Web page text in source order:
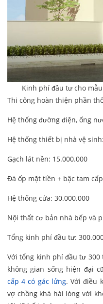
Kinh phí đầu tư cho
Thi công hoàn thiện phần
Hệ thống đường điện, ống
Hệ thống thiết bị nhà vệ
Gạch lát nền: 15.000.000
Đá ốp mặt tiền + bậc tam
Hệ thống cửa: 30.000.000
Nội thất cơ bản nhà bếp và
Tổng kinh phí đầu tư:
Với tổng kinh phí đầu tư
không gian sống hiện đại
cấp 4 có gác lửng. Với điều
vợ chồng khá hài lòng với